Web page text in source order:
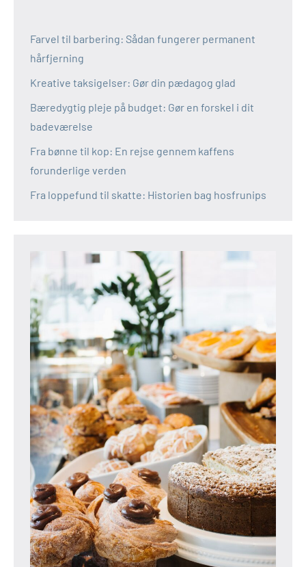
Farvel til barbering: Sådan fungerer permanent
hårfjerning
Kreative taksigelser: Gør din pædagog glad
Bæredygtig pleje på budget: Gør en forskel i dit
badeværelse
Fra bønne til kop: En rejse gennem kaffens
forunderlige verden
Fra loppefund til skatte: Historien bag hosfrunips